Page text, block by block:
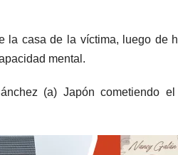
la casa de la víctima, luego de
mental.
(a) Japón cometiendo